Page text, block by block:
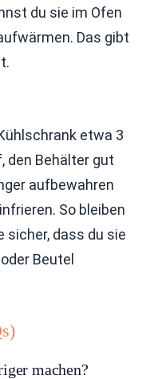
du sie im Ofen
Das gibt
etwa 3
den Behälter gut
aufbewahren
So bleiben
sicher, dass du sie
Beutel
machen?